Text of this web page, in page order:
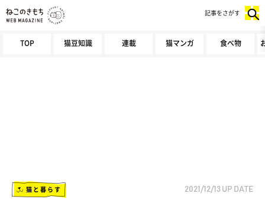
TOP 猫豆知識 連載 猫マンガ 食べ物
記事をさがす
猫と暮らす 2021/12/13 UP DATE